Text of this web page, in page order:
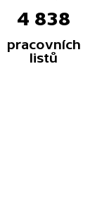
4 838
pracovních
listů